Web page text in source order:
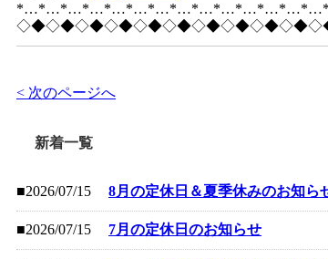
< 次のページへ
新着一覧
■2026/07/15 8月の定休日＆夏季休みのお知ら
■2026/07/15 7月の定休日のお知らせ